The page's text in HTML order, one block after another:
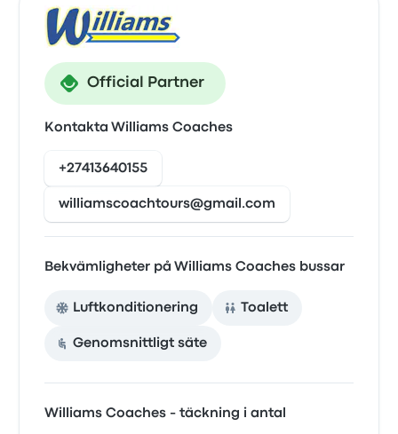
Official Partner
Kontakta Williams Coaches
+27413640155
williamscoachtours@gmail.com
Bekvämligheter på Williams Coaches bussar
Luftkonditionering Toalett
Genomsnittligt säte
Williams Coaches - täckning i antal